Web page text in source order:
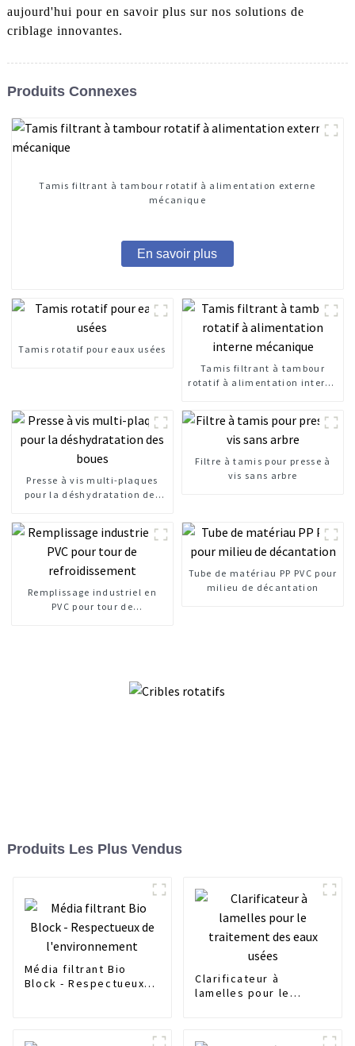
aujourd'hui pour en savoir plus sur nos solutions de
criblage innovantes.
Produits Connexes
Tamis filtrant à tambour rotatif à alimentation externe
mécanique
En savoir plus
Tamis rotatif pour eaux usées
Tamis filtrant à tambour
rotatif à alimentation interne
Presse à vis multi-plaques
pour la déshydratation des
Filtre à tamis pour presse à
vis sans arbre
Remplissage industriel en
PVC pour tour de
Tube de matériau PP PVC pour
milieu de décantation
Produits Les Plus Vendus
Média filtrant Bio
Block - Respectueux
Clarificateur à
lamelles pour le